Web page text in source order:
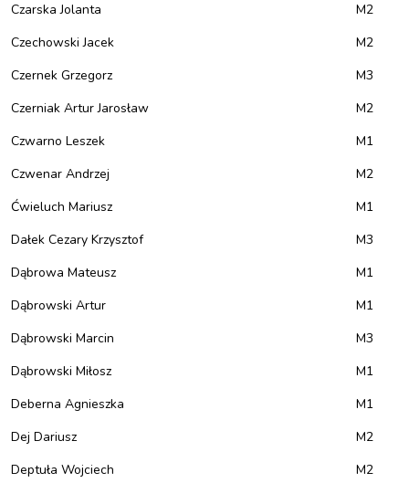
Czarska Jolanta
M2
Czechowski Jacek
M2
Czernek Grzegorz
M3
Czerniak Artur Jarosław
M2
Czwarno Leszek
M1
Czwenar Andrzej
M2
Ćwieluch Mariusz
M1
Dałek Cezary Krzysztof
M3
Dąbrowa Mateusz
M1
Dąbrowski Artur
M1
Dąbrowski Marcin
M3
Dąbrowski Miłosz
M1
Deberna Agnieszka
M1
Dej Dariusz
M2
Deptuła Wojciech
M2